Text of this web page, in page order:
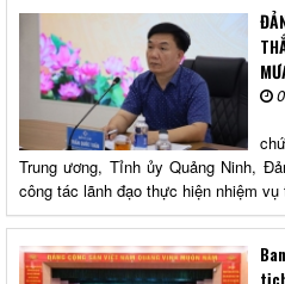
Trung ương, Tỉnh ủy Quảng Ninh,
công tác lãnh đạo thực hiện nhiệm